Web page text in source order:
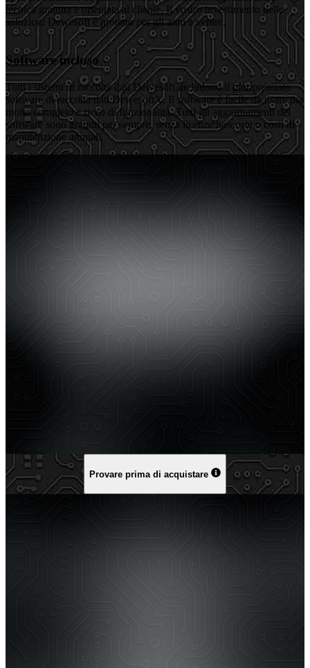
tecnica gratuita e orientata al cliente. Il vostro investimento nelle
soluzioni Dewesoft è protetto per gli anni a venire.
Software incluso
Tutti i sistemi di raccolta dati Dewesoft includono il pluripremiato
software di raccolta dati DewesoftX. Il software è facile da usare ma
molto completo e ricco di funzionalità. Tutti gli aggiornamenti del
software sono gratuiti per sempre, senza licenze nascoste o costi di
manutenzione annuali.
Provare prima di acquistare